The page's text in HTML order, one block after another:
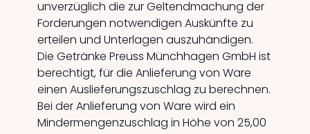
unverzüglich die zur Geltendmachung der
Forderungen notwendigen Auskünfte zu
erteilen und Unterlagen auszuhändigen.
Die Getränke Preuss Münchhagen GmbH ist
berechtigt, für die Anlieferung von Ware
einen Auslieferungszuschlag zu berechnen.
Bei der Anlieferung von Ware wird ein
Mindermengenzuschlag in Höhe von 25,00